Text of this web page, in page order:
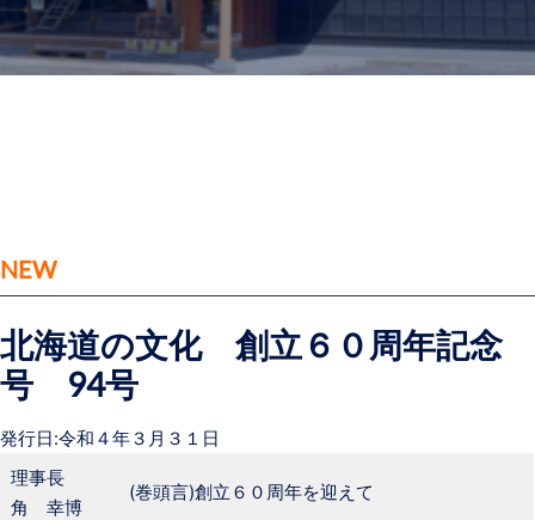
NEW
北海道の文化 創立６０周年記念
号 94号
発行日:令和４年３月３１日
理事長
角 幸博
(巻頭言)創立６０周年を迎えて